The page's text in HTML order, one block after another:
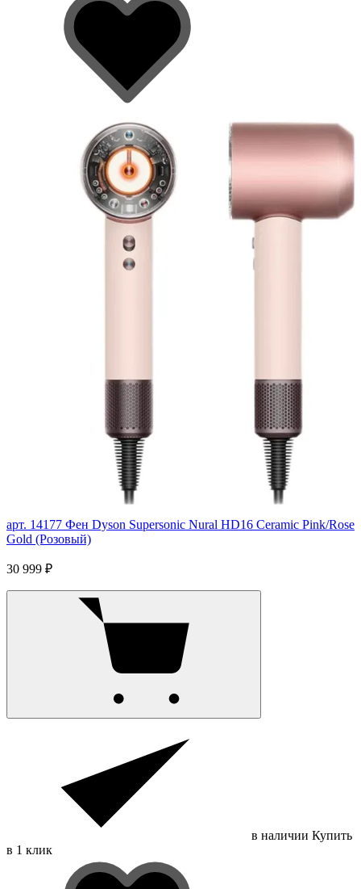
арт. 14177 Фен Dyson Supersonic Nural HD16 Ceramic Pink/Rose
Gold (Розовый)
30 999 ₽
в наличии Купить
в 1 клик